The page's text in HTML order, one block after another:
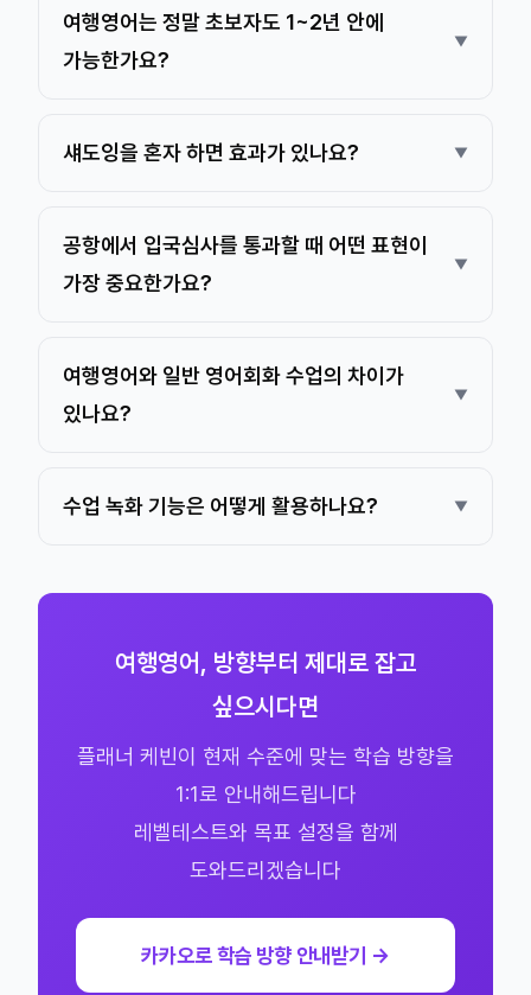
여행영어는 정말 초보자도 1~2년 안에
가능한가요?
섀도잉을 혼자 하면 효과가 있나요?
공항에서 입국심사를 통과할 때 어떤 표현이
가장 중요한가요?
여행영어와 일반 영어회화 수업의 차이가
있나요?
수업 녹화 기능은 어떻게 활용하나요?
여행영어, 방향부터 제대로 잡고
싶으시다면
플래너 케빈이 현재 수준에 맞는 학습 방향을
1:1로 안내해드립니다
레벨테스트와 목표 설정을 함께
도와드리겠습니다
카카오로 학습 방향 안내받기 →